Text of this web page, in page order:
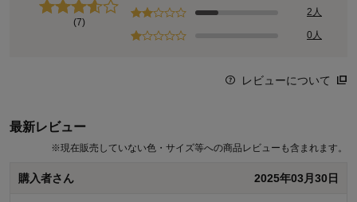
(7)
2人
0人
レビューについて
最新レビュー
※現在販売していない色・サイズ等への商品レビューも含まれます。
購入者さん 2025年03月30日